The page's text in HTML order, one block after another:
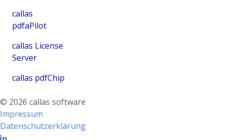
callas
pdfaPilot
callas License
Server
callas pdfChip
© 2026 callas software
Impressum
Datenschutzerklärung
Linkedin